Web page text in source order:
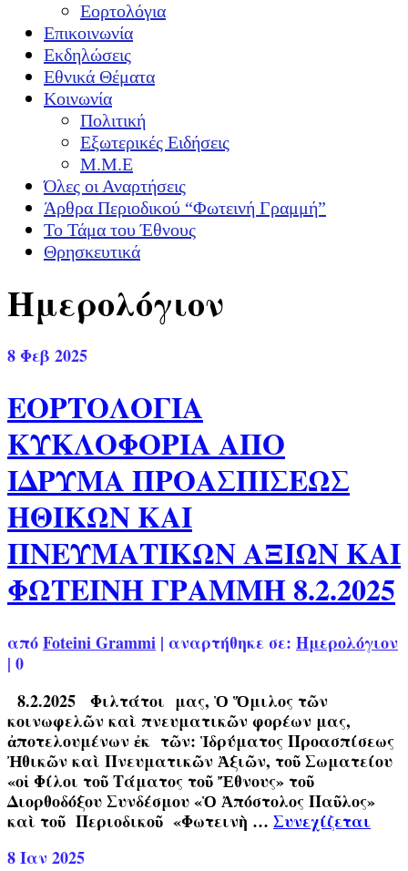
Εορτολόγια
Επικοινωνία
Εκδηλώσεις
Εθνικά Θέματα
Κοινωνία
Πολιτική
Εξωτερικές Ειδήσεις
Μ.Μ.Ε
Όλες οι Αναρτήσεις
Άρθρα Περιοδικού “Φωτεινή Γραμμή”
Το Τάμα του Έθνους
Θρησκευτικά
Ημερολόγιον
8Φεβ 2025
ΕΟΡΤΟΛΟΓΙΑ
ΚΥΚΛΟΦΟΡΙΑ ΑΠΟ
ΙΔΡΥΜΑ ΠΡΟΑΣΠΙΣΕΩΣ
ΗΘΙΚΩΝ ΚΑΙ
ΠΝΕΥΜΑΤΙΚΩΝ ΑΞΙΩΝ ΚΑΙ
ΦΩΤΕΙΝΗ ΓΡΑΜΜΗ 8.2.2025
απόFoteini Grammi | αναρτήθηκε σε: Ημερολόγιον
| 0
8.2.2025 Φιλτάτοι μας, Ὁ Ὅμιλος τῶν
κοινωφελῶν καὶ πνευματικῶν φορέων μας,
ἀποτελουμένων ἐκ τῶν: Ἱδρύματος Προασπίσεως
Ἠθικῶν καὶ Πνευματικῶν Ἀξιῶν, τοῦ Σωματείου
«οἱ Φίλοι τοῦ Τάματος τοῦ Ἔθνους» τοῦ
Διορθοδόξου Συνδέσμου «Ὁ Ἀπόστολος Παῦλος»
καὶ τοῦ Περιοδικοῦ «Φωτεινὴ … Συνεχίζεται
8Ιαν 2025